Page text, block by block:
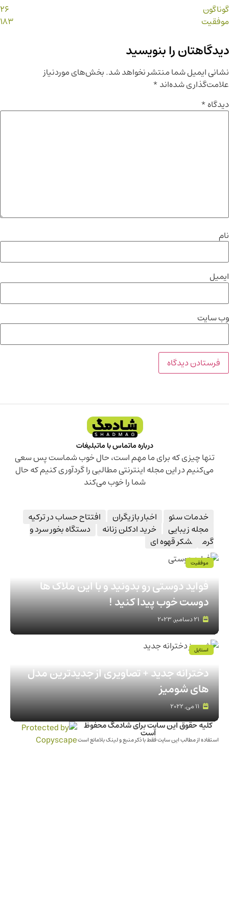
گوناگون
26
موفقیت
183
دیدگاهتان را بنویسید
نشانی ایمیل شما منتشر نخواهد شد.بخش‌های موردنیاز
علامت‌گذاری شده‌اند*
دیدگاه*
نام
ایمیل
وب‌ سایت
درباره ماتماس با ماتبلیغات
تنها چیزی که برای ما مهم است، حال خوب شماست پس سعی
می‌کنیم در این مجله اینترنتی مطالبی را گردآوری کنیم که حال
شما را خوب می‌کند
خدمات سئو اخبار بازیگران
افتتاح حساب در ترکیه
مجله زیبایی
خرید ادکلن زنانه
دستگاه بخور سرد و
گرم
شکر قهوه ای
فواید دوستی رو بدونيد و با اين ملاک ها
دوست خوب پيدا كنيد !
21 دسامبر, 2023
موفقیت
معرفی مدل های جدید و لاکچری شومیز
دخترانه جدید + تصاویری از جدیدترین مدل
های شومیز
11 می, 2022
استایل
کلیه حقوق این سایت برای شادمگ محفوظ
است
استفاده از مطالب این سایت فقط با ذکر منبع و لینک بلامانع است